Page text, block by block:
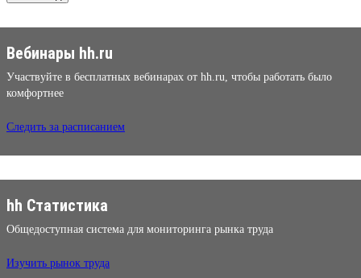
Вебинары hh.ru
Участвуйте в бесплатных вебинарах от hh.ru, чтобы работать было
комфортнее
Следить за расписанием
hh Статистика
Общедоступная система для мониторинга рынка труда
Изучить рынок труда